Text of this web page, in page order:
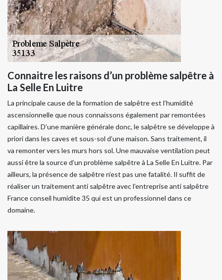
Connaitre les raisons d’un problème salpêtre à
La Selle En Luitre
La principale cause de la formation de salpêtre est l’humidité
ascensionnelle que nous connaissons également par remontées
capillaires. D’une manière générale donc, le salpêtre se développe à
priori dans les caves et sous-sol d’une maison. Sans traitement, il
va remonter vers les murs hors sol. Une mauvaise ventilation peut
aussi être la source d’un problème salpêtre à La Selle En Luitre. Par
ailleurs, la présence de salpêtre n’est pas une fatalité. Il suffit de
réaliser un traitement anti salpêtre avec l’entreprise anti salpêtre
France conseil humidite 35 qui est un professionnel dans ce
domaine.